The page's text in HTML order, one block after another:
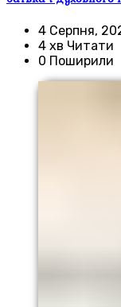
4 Серпня,
4 хв Читати
0 Поширили